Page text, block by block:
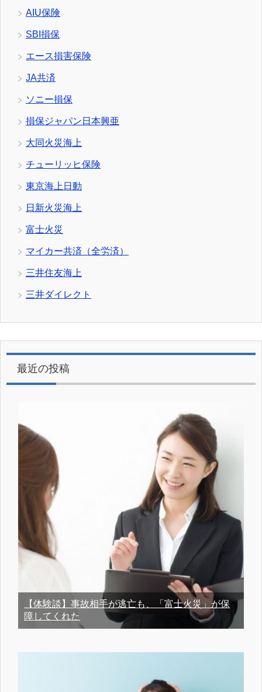
AIU保険
SBI損保
エース損害保険
JA共済
ソニー損保
損保ジャパン日本興亜
大同火災海上
チューリッヒ保険
東京海上日動
日新火災海上
富士火災
マイカー共済（全労済）
三井住友海上
三井ダイレクト
最近の投稿
【体験談】事故相手が逃亡も、「富士火災」が保
障してくれた